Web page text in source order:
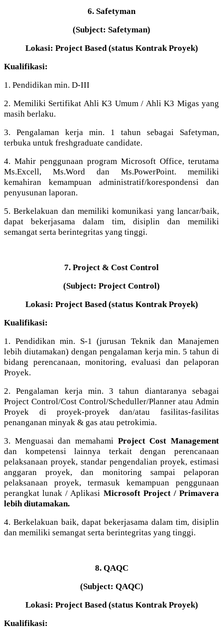
6. Safetyman
(Subject: Safetyman)
Lokasi: Project Based (status Kontrak Proyek)
Kualifikasi:
1. Pendidikan min. D-III
2. Memiliki Sertifikat Ahli K3 Umum / Ahli K3 Migas yang
masih berlaku.
3. Pengalaman kerja min. 1 tahun sebagai Safetyman,
terbuka untuk freshgraduate candidate.
4. Mahir penggunaan program Microsoft Office, terutama
Ms.Excell, Ms.Word dan Ms.PowerPoint. memiliki
kemahiran kemampuan administratif/korespondensi dan
penyusunan laporan.
5. Berkelakuan dan memiliki komunikasi yang lancar/baik,
dapat bekerjasama dalam tim, disiplin dan memiliki
semangat serta berintegritas yang tinggi.
7. Project & Cost Control
(Subject: Project Control)
Lokasi: Project Based (status Kontrak Proyek)
Kualifikasi:
1. Pendidikan min. S-1 (jurusan Teknik dan Manajemen
lebih diutamakan) dengan pengalaman kerja min. 5 tahun di
bidang perencanaan, monitoring, evaluasi dan pelaporan
Proyek.
2. Pengalaman kerja min. 3 tahun diantaranya sebagai
Project Control/Cost Control/Scheduller/Planner atau Admin
Proyek di proyek-proyek dan/atau fasilitas-fasilitas
penanganan minyak & gas atau petrokimia.
3. Menguasai dan memahami Project Cost Management
dan kompetensi lainnya terkait dengan perencanaan
pelaksanaan proyek, standar pengendalian proyek, estimasi
anggaran proyek, dan monitoring sampai pelaporan
pelaksanaan proyek, termasuk kemampuan penggunaan
perangkat lunak / Aplikasi Microsoft Project / Primavera
lebih diutamakan.
4. Berkelakuan baik, dapat bekerjasama dalam tim, disiplin
dan memiliki semangat serta berintegritas yang tinggi.
8. QAQC
(Subject: QAQC)
Lokasi: Project Based (status Kontrak Proyek)
Kualifikasi: